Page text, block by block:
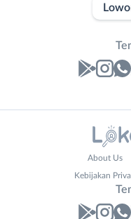
About Us
Kebijakan